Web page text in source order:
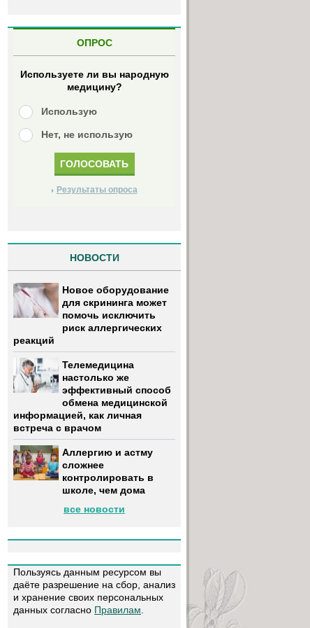
ОПРОС
Используете ли вы народную
медицину?
Использую
Нет, не использую
Результаты опроса
НОВОСТИ
Новое оборудование
для скрининга может
помочь исключить
риск аллергических
реакций
Телемедицина
настолько же
эффективный способ
обмена медицинской
информацией, как личная
встреча с врачом
Аллергию и астму
сложнее
контролировать в
школе, чем дома
все новости
Пользуясь данным ресурсом вы
даёте разрешение на сбор, анализ
и хранение своих персональных
данных согласно Правилам